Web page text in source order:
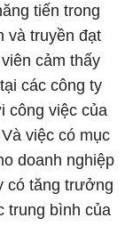
tiến trong
và truyền đạt
cảm thấy
các công ty
công việc của
việc có mục
doanh nghiệp
có tăng trưởng
trung bình của